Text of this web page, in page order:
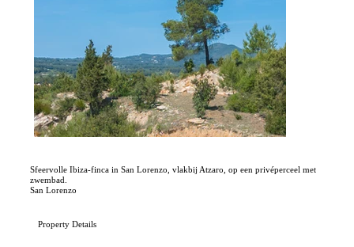
Sfeervolle Ibiza-finca in San Lorenzo, vlakbij Atzaro, op een privéperceel met
zwembad.
San Lorenzo
Property Details